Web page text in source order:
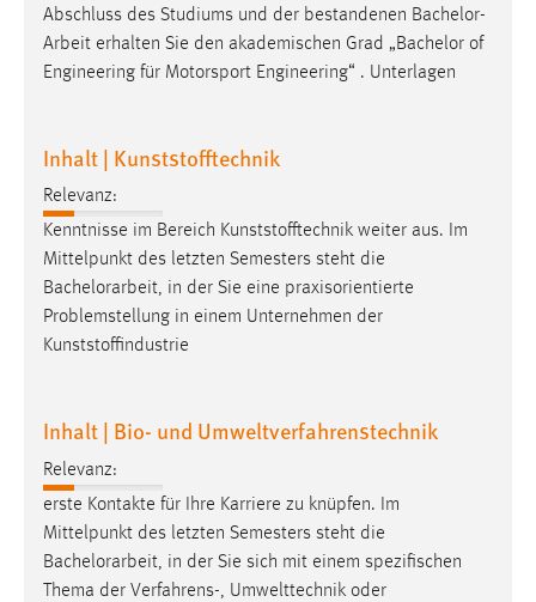
Abschluss des Studiums und der bestandenen Bachelor-
Arbeit erhalten Sie den akademischen Grad „Bachelor of
Engineering für Motorsport Engineering“ . Unterlagen
Inhalt | Kunststofftechnik
Relevanz:
Kenntnisse im Bereich Kunststofftechnik weiter aus. Im
Mittelpunkt des letzten Semesters steht die
Bachelorarbeit, in der Sie eine praxisorientierte
Problemstellung in einem Unternehmen der
Kunststoffindustrie
Inhalt | Bio- und Umweltverfahrenstechnik
Relevanz:
erste Kontakte für Ihre Karriere zu knüpfen. Im
Mittelpunkt des letzten Semesters steht die
Bachelorarbeit, in der Sie sich mit einem spezifischen
Thema der Verfahrens-, Umwelttechnik oder
fe_user, be_user, be_lastLoginProvider
Dieser Cookie ist notwendig um sich an der Website
Cookie Laufzeit:
STATISTIK
Statistik Cookies erfassen Informationen anonym.
Diese Informationen helfen uns zu verstehen, wie
Matomo
Name:
_pk_ref, _pk_cvar, _pk_id, _pk_ses
Zweck:
Zugriffsstatistik